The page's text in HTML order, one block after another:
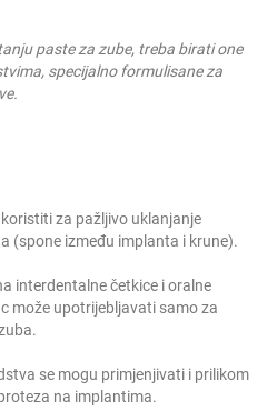
paste za zube, treba birati one
specijalno formulisane za
za pažljivo uklanjanje
(spone između implanta i krune).
interdentalne četkice i oralne
može upotrijebljavati samo za
se mogu primjenjivati i prilikom
na implantima.